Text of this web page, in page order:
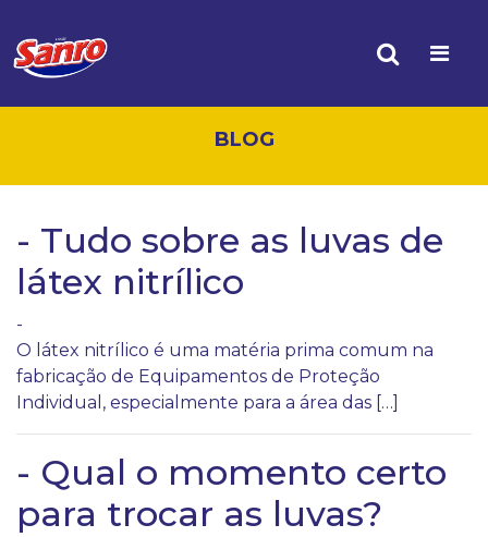
BLOG
- Tudo sobre as luvas de
látex nitrílico
-
O látex nitrílico é uma matéria prima comum na
fabricação de Equipamentos de Proteção
Individual, especialmente para a área das […]
- Qual o momento certo
para trocar as luvas?